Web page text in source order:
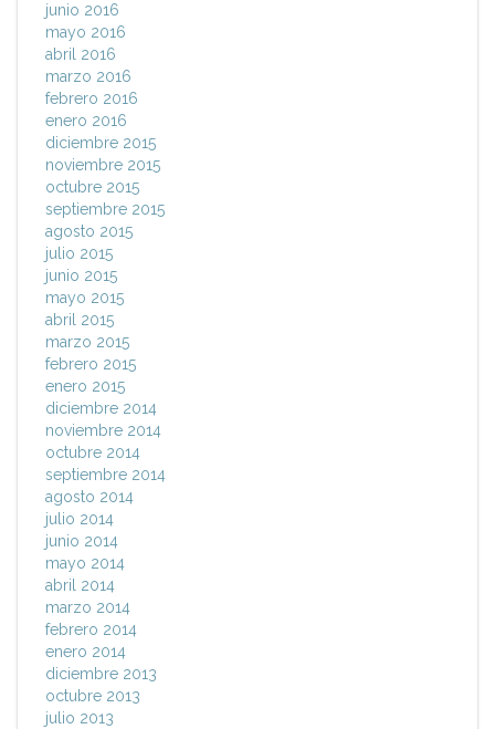
junio 2016
mayo 2016
abril 2016
marzo 2016
febrero 2016
enero 2016
diciembre 2015
noviembre 2015
octubre 2015
septiembre 2015
agosto 2015
julio 2015
junio 2015
mayo 2015
abril 2015
marzo 2015
febrero 2015
enero 2015
diciembre 2014
noviembre 2014
octubre 2014
septiembre 2014
agosto 2014
julio 2014
junio 2014
mayo 2014
abril 2014
marzo 2014
febrero 2014
enero 2014
diciembre 2013
octubre 2013
julio 2013